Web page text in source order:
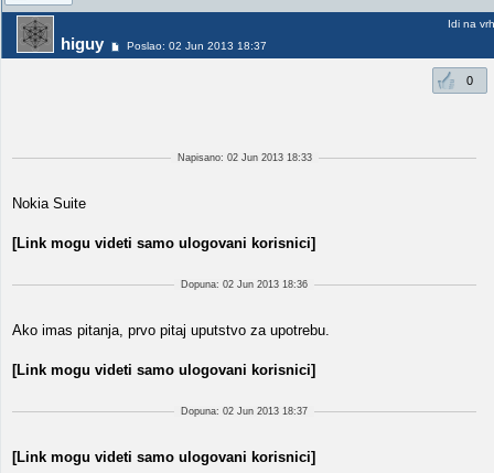
higuy Poslao: 02 Jun 2013 18:37
Idi na vrh
0
Napisano: 02 Jun 2013 18:33
Nokia Suite
[Link mogu videti samo ulogovani korisnici]
Dopuna: 02 Jun 2013 18:36
Ako imas pitanja, prvo pitaj uputstvo za upotrebu.
[Link mogu videti samo ulogovani korisnici]
Dopuna: 02 Jun 2013 18:37
[Link mogu videti samo ulogovani korisnici]